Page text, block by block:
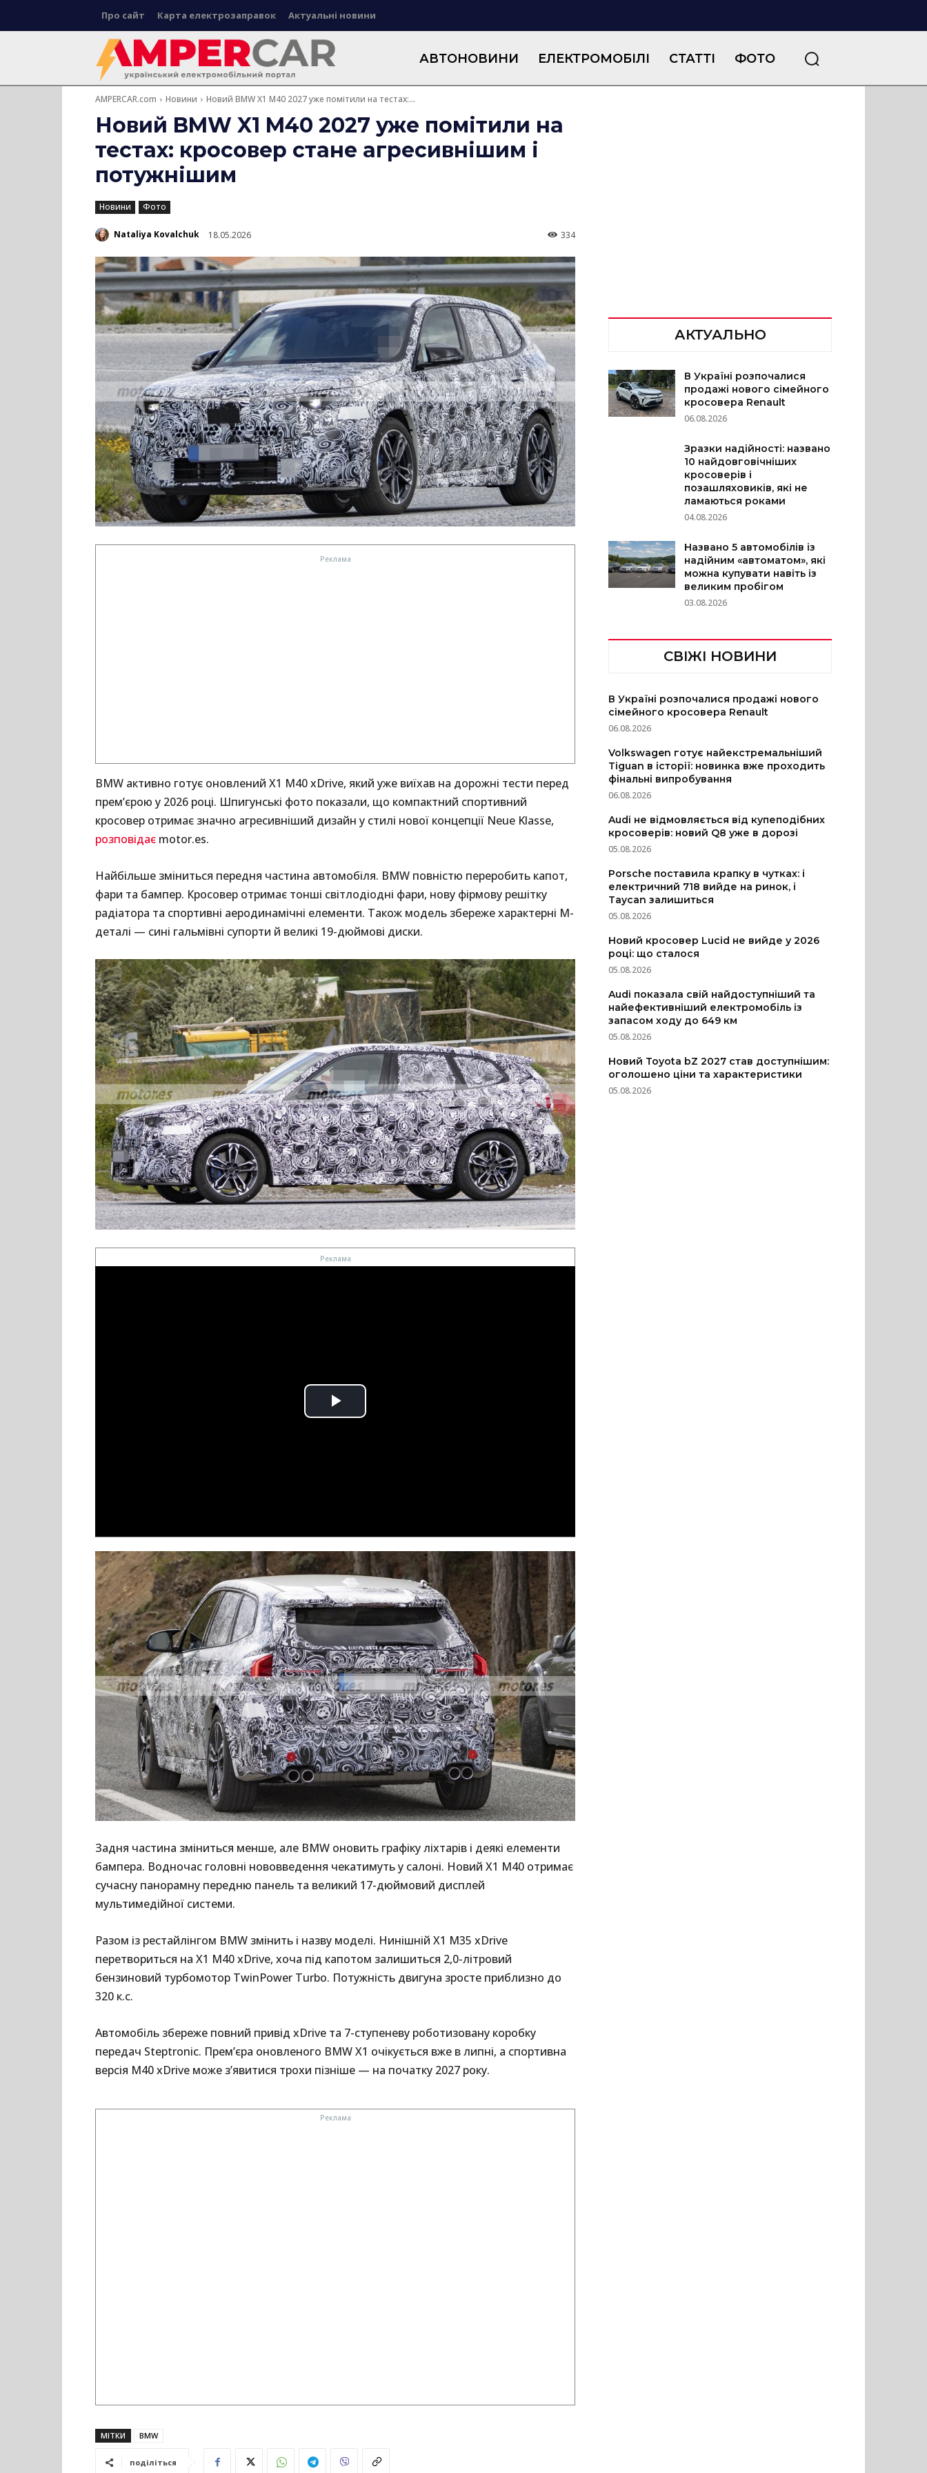
Про сайт Карта електрозаправок Актуальні новини
АВТОНОВИНИ ЕЛЕКТРОМОБІЛІ СТАТТІ ФОТО
AMPERCAR.com Новини Новий BMW X1 M40 2027 уже помітили на тестах:...
Новий BMW X1 M40 2027 уже помітили на
тестах: кросовер стане агресивнішим і
потужнішим
Новини Фото
Nataliya Kovalchuk 18.05.2026 334
BMW активно готує оновлений X1 M40 xDrive, який уже виїхав на дорожні тести перед
прем’єрою у 2026 році. Шпигунські фото показали, що компактний спортивний
кросовер отримає значно агресивніший дизайн у стилі нової концепції Neue Klasse,
розповідає motor.es.
Найбільше зміниться передня частина автомобіля. BMW повністю переробить капот,
фари та бампер. Кросовер отримає тонші світлодіодні фари, нову фірмову решітку
радіатора та спортивні аеродинамічні елементи. Також модель збереже характерні M-
деталі — сині гальмівні супорти й великі 19-дюймові диски.
Задня частина зміниться менше, але BMW оновить графіку ліхтарів і деякі елементи
бампера. Водночас головні нововведення чекатимуть у салоні. Новий X1 M40 отримає
сучасну панорамну передню панель та великий 17-дюймовий дисплей
мультимедійної системи.
Разом із рестайлінгом BMW змінить і назву моделі. Нинішній X1 M35 xDrive
перетвориться на X1 M40 xDrive, хоча під капотом залишиться 2,0-літровий
бензиновий турбомотор TwinPower Turbo. Потужність двигуна зросте приблизно до
320 к.с.
Автомобіль збереже повний привід xDrive та 7-ступеневу роботизовану коробку
передач Steptronic. Прем’єра оновленого BMW X1 очікується вже в липні, а спортивна
версія M40 xDrive може з’явитися трохи пізніше — на початку 2027 року.
МІТКИ BMW
поділіться
АКТУАЛЬНО
В Україні розпочалися
продажі нового сімейного
кросовера Renault
06.08.2026
Зразки надійності: названо
10 найдовговічніших
кросоверів і
позашляховиків, які не
ламаються роками
04.08.2026
Названо 5 автомобілів із
надійним «автоматом», які
можна купувати навіть із
великим пробігом
03.08.2026
СВІЖІ НОВИНИ
В Україні розпочалися продажі нового
сімейного кросовера Renault
06.08.2026
Volkswagen готує найекстремальніший
Tiguan в історії: новинка вже проходить
фінальні випробування
06.08.2026
Audi не відмовляється від купеподібних
кросоверів: новий Q8 уже в дорозі
05.08.2026
Porsche поставила крапку в чутках: і
електричний 718 вийде на ринок, і
Taycan залишиться
05.08.2026
Новий кросовер Lucid не вийде у 2026
році: що сталося
05.08.2026
Audi показала свій найдоступніший та
найефективніший електромобіль із
запасом ходу до 649 км
05.08.2026
Новий Toyota bZ 2027 став доступнішим:
оголошено ціни та характеристики
05.08.2026